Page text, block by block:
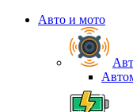
Авто и мото